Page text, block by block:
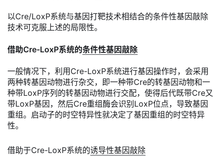
以Cre/LoxP系统与基因打靶技术相结合的条件性基因敲除
技术可克服上述的局限性。
借助Cre-LoxP系统的条件性基因敲除
一般情况下，利用Cre-LoxP系统进行基因操作时，会采用
两种转基因动物进行杂交，即一种带Cre的转基因动物和一
种带LoxP序列的转基因动物进行交配，使得后代既带Cre又
带LoxP基因，然后Cre重组酶会识别LoxP位点，导致基因
重组。启动子的时空特异性就决定了基因重组的时空特异
性。
借助于Cre-LoxP系统的诱导性基因敲除